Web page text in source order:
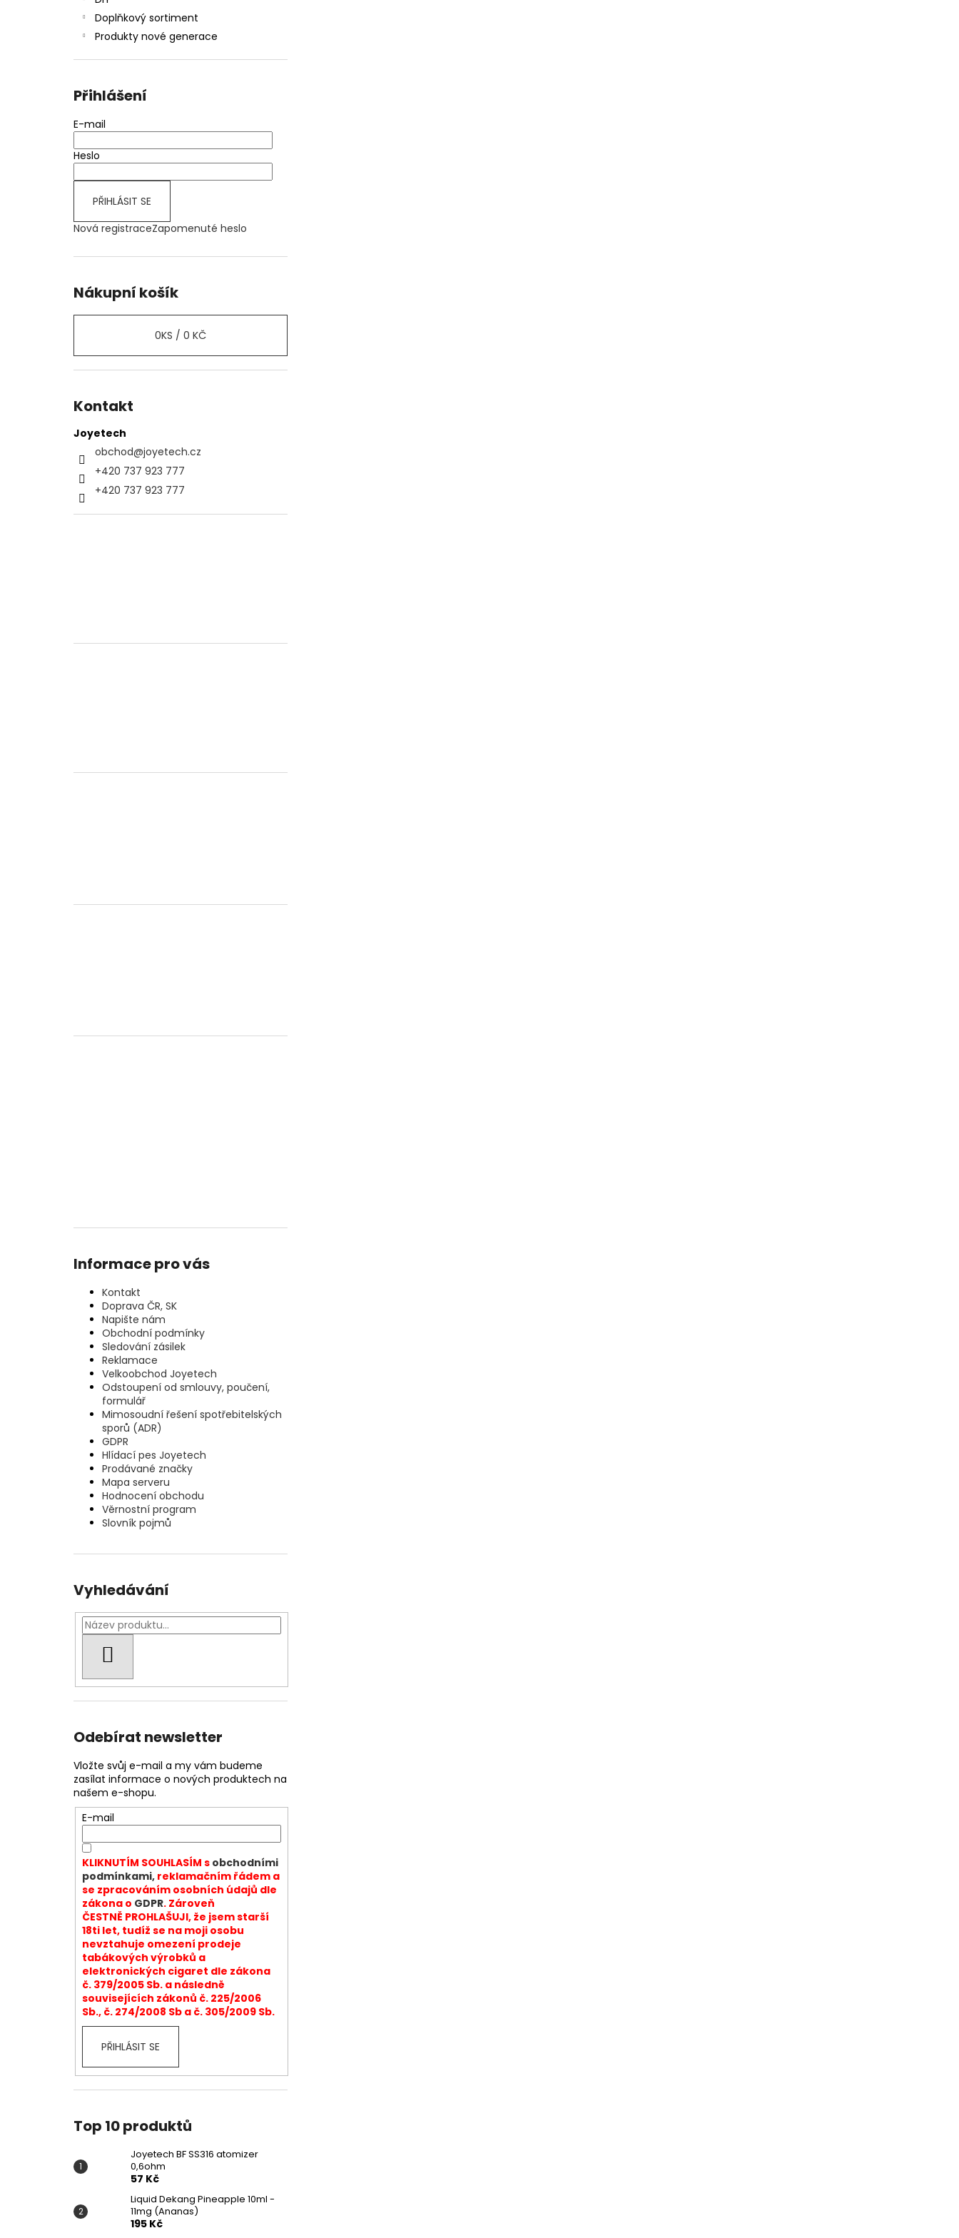
Doplňkový sortiment
Produkty nové generace
Přihlášení
E-mail
Heslo
PŘIHLÁSIT SE
Nová registraceZapomenuté heslo
Nákupní košík
0KS / 0 KČ
Kontakt
Joyetech
obchod@joyetech.cz
+420 737 923 777
+420 737 923 777
Informace pro vás
Kontakt
Doprava ČR, SK
Napište nám
Obchodní podmínky
Sledování zásilek
Reklamace
Velkoobchod Joyetech
Odstoupení od smlouvy, poučení,
formulář
Mimosoudní řešení spotřebitelských
sporů (ADR)
GDPR
Hlídací pes Joyetech
Prodávané značky
Mapa serveru
Hodnocení obchodu
Věrnostní program
Slovník pojmů
Vyhledávání
Odebírat newsletter
Vložte svůj e-mail a my vám budeme
zasílat informace o nových produktech na
našem e-shopu.
E-mail
KLIKNUTÍM SOUHLASÍM s obchodními
podmínkami,reklamačním řádem a
se zpracováním osobních údajů dle
zákona o GDPR. Zároveň
ČESTNĚ PROHLAŠUJI, že jsem starší
18ti let, tudíž se na moji osobu
nevztahuje omezení prodeje
tabákových výrobků a
elektronických cigaret dle zákona
č. 379/2005 Sb. a následně
souvisejících zákonů č. 225/2006
Sb., č. 274/2008 Sb a č. 305/2009 Sb.
PŘIHLÁSIT SE
Top 10 produktů
Joyetech BF SS316 atomizer
0,6ohm
57 Kč
Liquid Dekang Pineapple 10ml -
11mg (Ananas)
195 Kč
JOYETECH BF SS316 ATOMIZER 0,6OHM
57 Kč